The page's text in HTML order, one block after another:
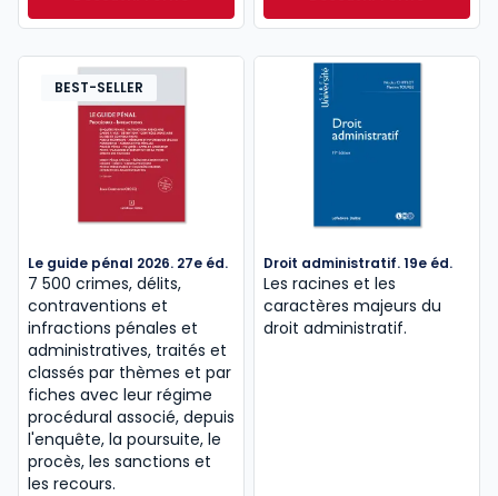
pensés pour un usage quotidien à l’université.
Cette page vous guide dans le choix et l’utilisation
des meilleurs livres
universitaires de droit, pour
vous accompagner efficacement
tout au long de vos études juridiques.
Dès Dès
BEST-SELLER
Le guide pénal 2026. 27e éd.
7 500 crimes, délits,
contraventions et
infractions pénales et
administratives, traités et
classés par thèmes et par
fiches avec leur régime
procédural associé, depuis
l'enquête, la poursuite, le
procès, les sanctions et
les recours.
Droit administratif. 19e éd.
Les racines et les
caractères majeurs du
droit administratif.